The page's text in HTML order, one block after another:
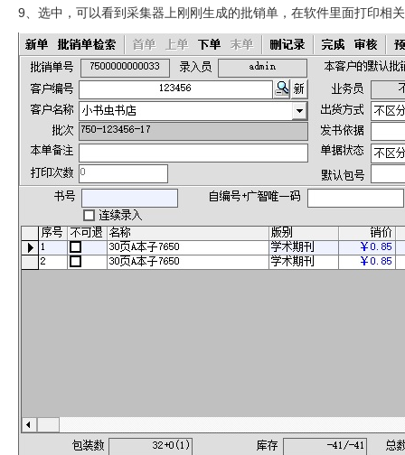
9、选中，可以看到采集器上刚刚生成的批销单，在软件里面打印相